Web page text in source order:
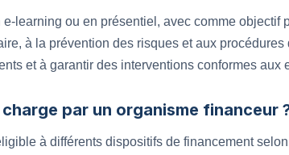
ou en présentiel, avec comme objectif
à la prévention des risques et aux procédures
et à garantir des interventions conformes aux
par un organisme financeur
à différents dispositifs de financement selon